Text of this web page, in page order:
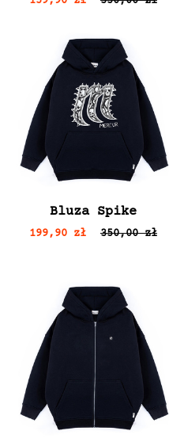
Bluza Spike
199,90 zł 350,00 zł